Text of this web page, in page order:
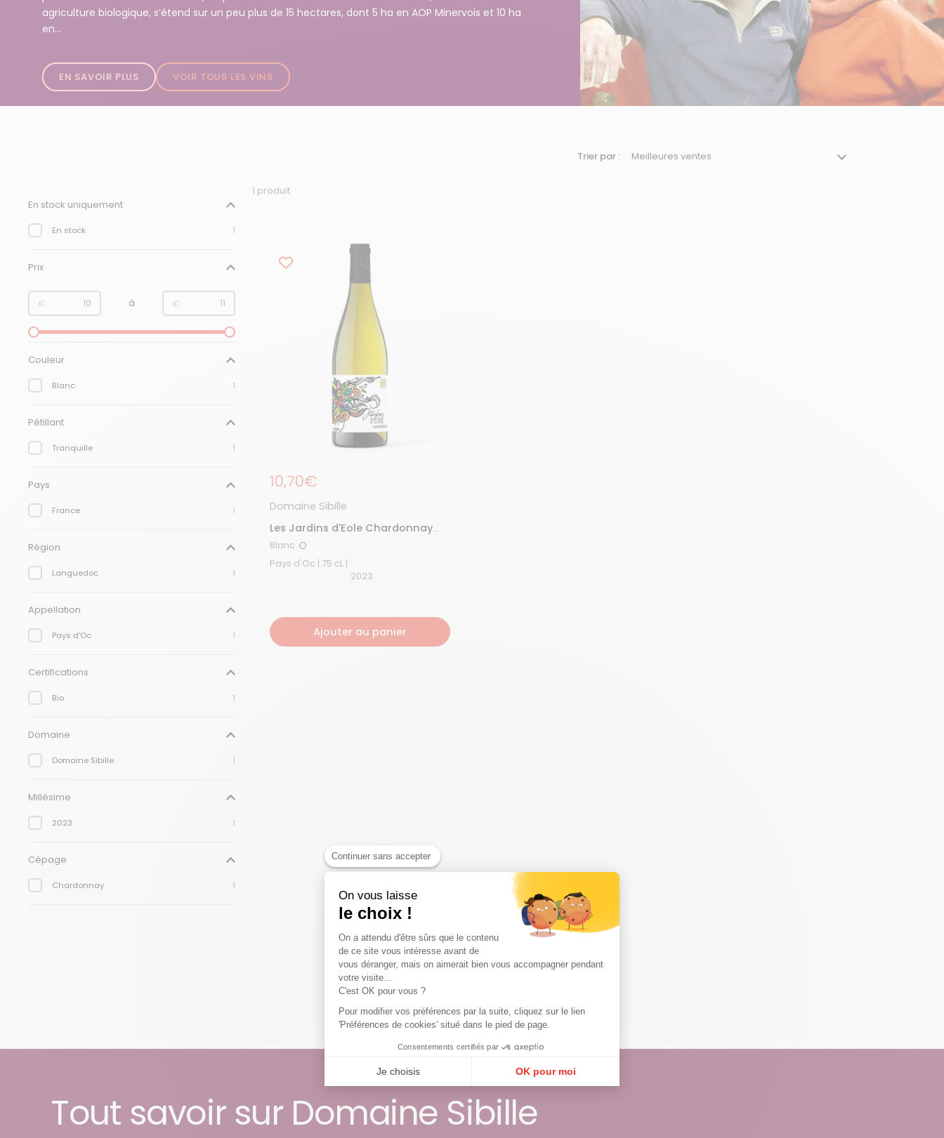
Continuer sans accepter
On vous laisse
le choix !
On a attendu d'être sûrs que le contenu
de ce site vous intéresse avant de
vous déranger, mais on aimerait bien vous accompagner pendant
votre visite...
C'est OK pour vous ?
Pour modifier vos préférences par la suite, cliquez sur le lien
'Préférences de cookies' situé dans le pied de page.
Consentements certifiés par
Je choisis OK pour moi
Notre plateforme vous permet d'adapter et de gérer vos paramètres de confidentialité, en garantissant la conformité avec les réglementations.
agriculture biologique, s’étend sur un peu plus de 15 hectares, dont 5 ha en AOP Minervois et 10 ha
en...
EN SAVOIR PLUS VOIR TOUS LES VINS
En stock uniquement
En stock 1
Prix
de€ à €
Couleur
Blanc 1
Pétillant
Tranquille 1
Pays
France 1
Région
Languedoc 1
Appellation
Pays d'Oc 1
Certifications
Bio 1
Domaine
Domaine Sibille 1
Millésime
2023 1
Cépage
Chardonnay 1
1 produit
Trier par :
Prix régulier
10,70€
Domaine Sibille
Les Jardins d'Eole Chardonnay
2023
Blanc Blanc
Pays d'Oc | 75 cL |
2023
Ajouter au panier
Tout savoir sur Domaine Sibille